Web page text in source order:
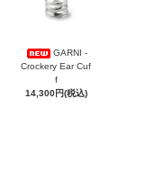
GARNI -
Crockery Ear Cuf
f
14,300円(税込)